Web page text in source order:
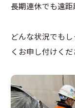
長期連休でも遠
どんな状況でも
くお申し付けくだ